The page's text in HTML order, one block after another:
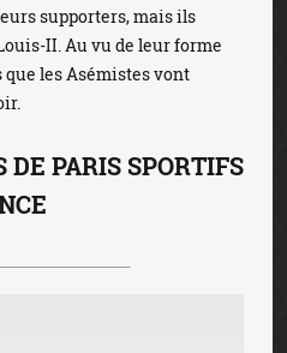
supporters, mais ils
II. Au vu de leur forme
les Asémistes vont
PARIS SPORTIFS